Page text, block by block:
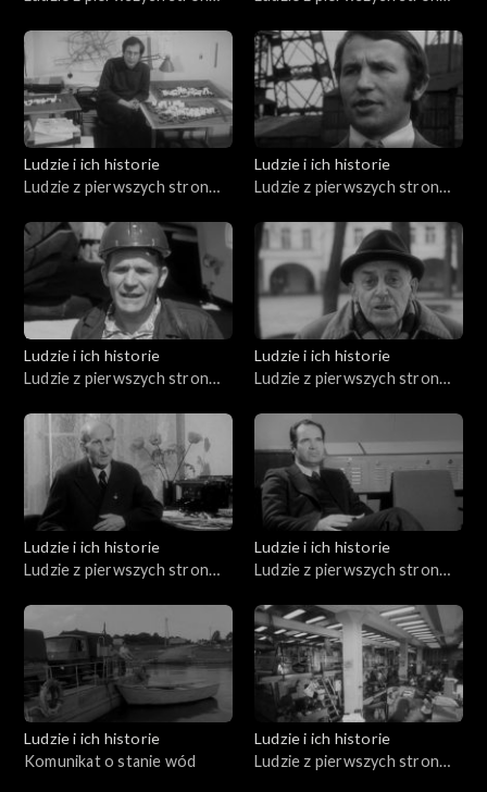
Ludzie i ich historie
Ludzie z pierwszych stron
Ludzie i ich historie
Ludzie z pierwszych stron
Ludzie i ich historie
Ludzie z pierwszych stron
Ludzie i ich historie
Ludzie z pierwszych stron
Ludzie i ich historie
Ludzie z pierwszych stron
Ludzie i ich historie
Ludzie z pierwszych stron
Ludzie i ich historie
Komunikat o stanie wód
Ludzie i ich historie
Ludzie z pierwszych stron